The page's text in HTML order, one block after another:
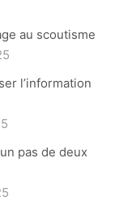
au scoutisme
l’information
pas de deux